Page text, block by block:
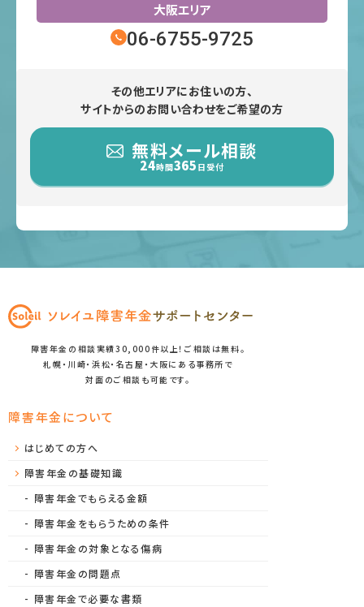
大阪エリア
06-6755-9725
その他エリアにお住いの方、
サイトからのお問い合わせをご希望の方
無料メール相談
24時間365 日受付
障害年金の相談実績30,000件以上！ご相談は無料。
札幌・川崎・浜松・名古屋・大阪にある事務所で
対面のご相談も可能です。
障害年金について
はじめての方へ
障害年金の基礎知識
障害年金でもらえる金額
障害年金をもらうための条件
障害年金の対象となる傷病
障害年金の問題点
障害年金で必要な書類